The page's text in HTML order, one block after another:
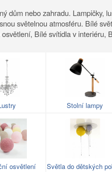
dům nebo zahradu. Lampičky,
světelnou atmosféru. Bílé
Bílé svítidla v interiéru,
Stolní lampy
osvětlení Světla do dětských